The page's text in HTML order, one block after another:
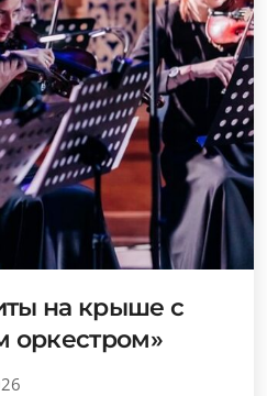
на крыше с
оркестром»